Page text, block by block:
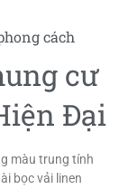
cách
cư
Đại
màu trung tính
bọc vải linen